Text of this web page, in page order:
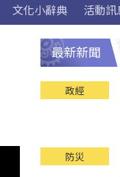
文化小辭典 活動訊
最新新聞
政經
防災